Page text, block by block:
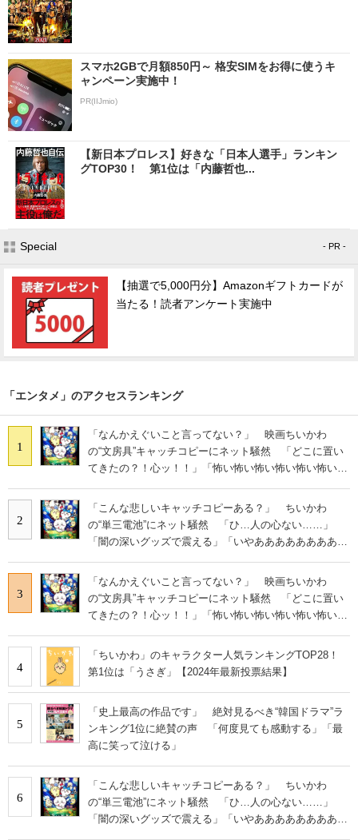
スマホ2GBで月額850円～ 格安SIMをお得に使うキ
ャンペーン実施中！
PR(IIJmio)
【新日本プロレス】好きな「日本人選手」ランキン
グTOP30！ 第1位は「内藤哲也...
Special - PR -
【抽選で5,000円分】Amazonギフトカードが
当たる！読者アンケート実施中
「エンタメ」のアクセスランキング
1
「なんかえぐいこと言ってない？」 映画ちいかわ
の“文房具”キャッチコピーにネット騒然 「どこに置い
てきたの？！心ッ！！」「怖い怖い怖い怖い怖い怖い怖
2
「こんな悲しいキャッチコピーある？」 ちいかわ
の“単三電池”にネット騒然 「ひ…人の心ない……」
「闇の深いグッズで震える」「いやあああああああああ
3
「なんかえぐいこと言ってない？」 映画ちいかわ
の“文房具”キャッチコピーにネット騒然 「どこに置い
てきたの？！心ッ！！」「怖い怖い怖い怖い怖い怖い怖
4
「ちいかわ」のキャラクター人気ランキングTOP28！
第1位は「うさぎ」【2024年最新投票結果】
5
「史上最高の作品です」 絶対見るべき“韓国ドラマ”ラ
ンキング1位に絶賛の声 「何度見ても感動する」「最
高に笑って泣ける」
6
「こんな悲しいキャッチコピーある？」 ちいかわ
の“単三電池”にネット騒然 「ひ…人の心ない……」
「闇の深いグッズで震える」「いやあああああああああ